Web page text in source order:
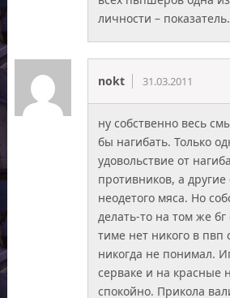
личности – показатель.
nokt 31.03.2011
ну собственно весь
бы нагибать. Только
удовольствие от
противников, а другие
неодетого мяса. Но
делать-то на том же
тиме нет никого в пвп
никогда не понимал.
серваке и на красные
спокойно. Прикола